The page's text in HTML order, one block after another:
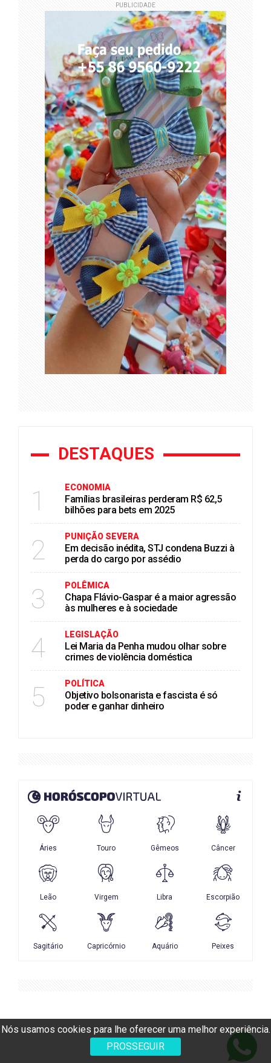
Nós usamos cookies para lhe oferecer uma melhor experiência.
PROSSEGUIR
PUBLICIDADE
DESTAQUES
1 ECONOMIA
Famílias brasileiras perderam R$ 62,5
bilhões para bets em 2025
2 PUNIÇÃO SEVERA
Em decisão inédita, STJ condena Buzzi à
perda do cargo por assédio
3 POLÊMICA
Chapa Flávio-Gaspar é a maior agressão
às mulheres e à sociedade
4 LEGISLAÇÃO
Lei Maria da Penha mudou olhar sobre
crimes de violência doméstica
5 POLÍTICA
Objetivo bolsonarista e fascista é só
poder e ganhar dinheiro